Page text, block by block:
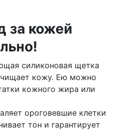
за кожей
силиконовая щетка
кожу. Ею можно
кожного жира или
ороговевшие клетки
тон и гарантирует